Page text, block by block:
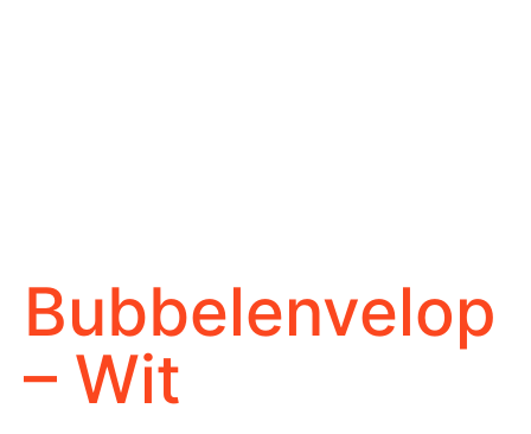
Bubbelenvelop
– Wit